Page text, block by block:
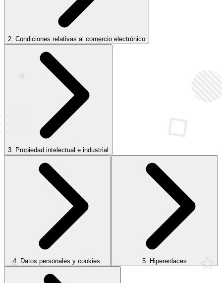
2. Condiciones relativas al comercio electrónico
3. Propiedad intelectual e industrial
4. Datos personales y cookies. 5. Hiperenlaces